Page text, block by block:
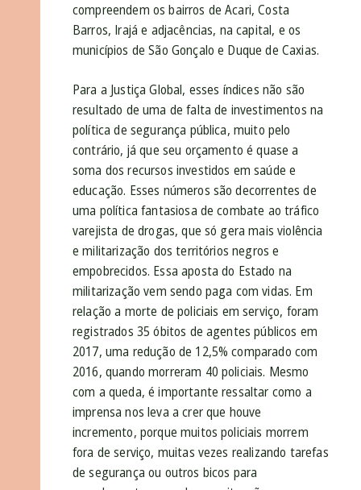
compreendem os bairros de Acari, Costa
Barros, Irajá e adjacências, na capital, e os
municípios de São Gonçalo e Duque de Caxias.
Para a Justiça Global, esses índices não são
resultado de uma de falta de investimentos na
política de segurança pública, muito pelo
contrário, já que seu orçamento é quase a
soma dos recursos investidos em saúde e
educação. Esses números são decorrentes de
uma política fantasiosa de combate ao tráfico
varejista de drogas, que só gera mais violência
e militarização dos territórios negros e
empobrecidos. Essa aposta do Estado na
militarização vem sendo paga com vidas. Em
relação a morte de policiais em serviço, foram
registrados 35 óbitos de agentes públicos em
2017, uma redução de 12,5% comparado com
2016, quando morreram 40 policiais. Mesmo
com a queda, é importante ressaltar como a
imprensa nos leva a crer que houve
incremento, porque muitos policiais morrem
fora de serviço, muitas vezes realizando tarefas
de segurança ou outros bicos para